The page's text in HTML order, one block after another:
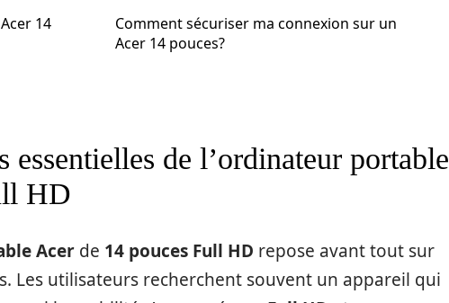
14
Comment sécuriser ma connexion sur un
Acer 14 pouces?
essentielles de l’ordinateur portable
HD
Acer de 14 pouces Full HD repose avant tout sur
Les utilisateurs recherchent souvent un appareil qui